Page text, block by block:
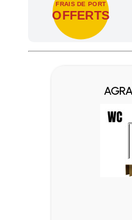
FRAIS DE PORT
OFFERTS
Profitez des Frais de